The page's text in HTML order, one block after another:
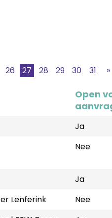
26 27 28 29 30 31 »
Open
Ja
Nee
Ja
Lenferink
Nee